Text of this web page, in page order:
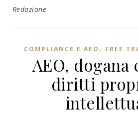
Redazione
COMPLIANCE E AEO , FREE
AEO, dogana
diritti